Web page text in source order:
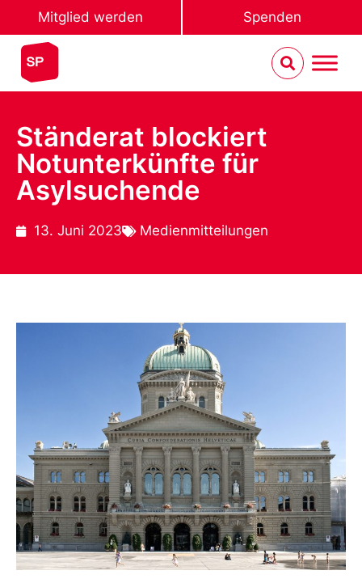
Mitglied werden Spenden
Ständerat blockiert
Notunterkünfte für
Asylsuchende
13. Juni 2023 Medienmitteilungen